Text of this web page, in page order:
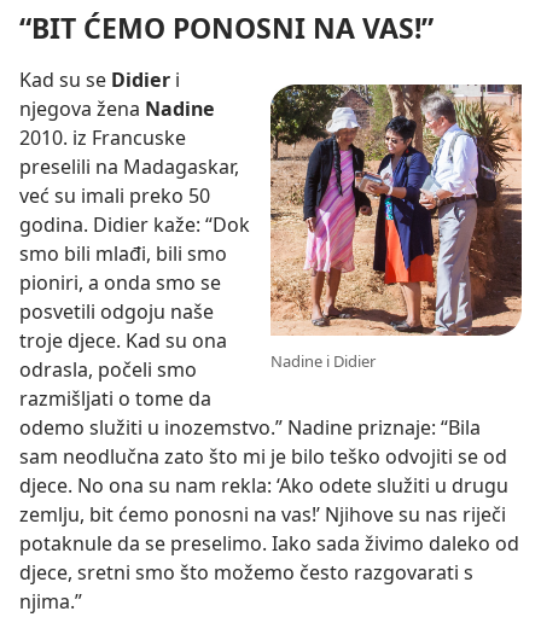
“BIT ĆEMO PONOSNI NA VAS!”
Nadine i Didier
Kad su se Didier i
njegova žena Nadine
2010. iz Francuske
preselili na Madagaskar,
već su imali preko 50
godina. Didier kaže: “Dok
smo bili mlađi, bili smo
pioniri, a onda smo se
posvetili odgoju naše
troje djece. Kad su ona
odrasla, počeli smo
razmišljati o tome da
odemo služiti u inozemstvo.” Nadine priznaje: “Bila
sam neodlučna zato što mi je bilo teško odvojiti se od
djece. No ona su nam rekla: ‘Ako odete služiti u drugu
zemlju, bit ćemo ponosni na vas!’ Njihove su nas riječi
potaknule da se preselimo. Iako sada živimo daleko od
djece, sretni smo što možemo često razgovarati s
njima.”